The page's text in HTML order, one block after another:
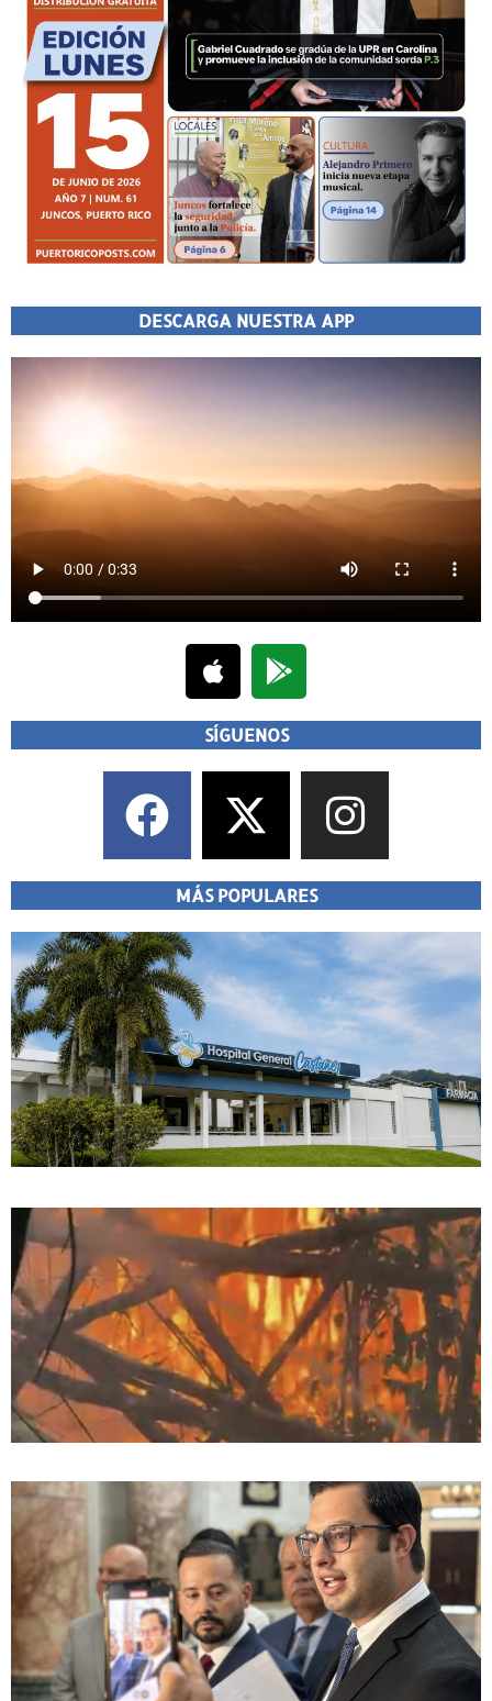
DESCARGA NUESTRA APP
SÍGUENOS
MÁS POPULARES